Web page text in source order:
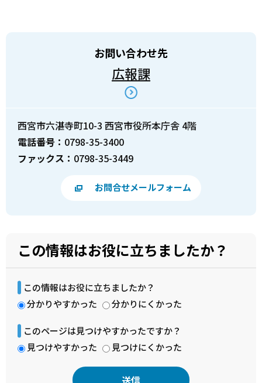
お問い合わせ先
広報課
西宮市六湛寺町10-3 西宮市役所本庁舎 4階
電話番号： 0798-35-3400
ファックス： 0798-35-3449
お問合せメールフォーム
この情報はお役に立ちましたか？
この情報はお役に立ちましたか？
分かりやすかった
分かりにくかった
このページは見つけやすかったですか？
見つけやすかった
見つけにくかった